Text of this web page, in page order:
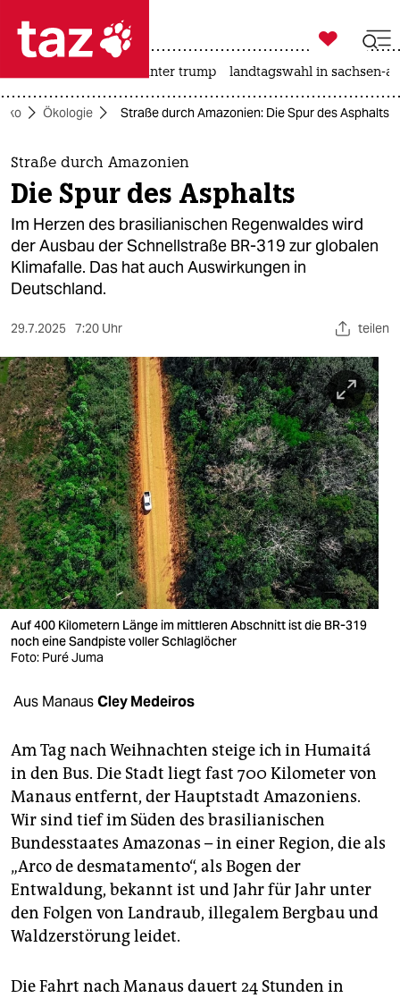
 taz zahl ich
taz zahl ich
themen
politik
öko
gesellschaft
kultur
sport
berlin
nord
wahrheit
verlag
verlag
veranstaltungen
shop
fragen & hilfe
unterstützen
genossenschaft
epaper login

taz zahl ich
usa unter trump landtagswahl in sachsen-
Ökologie Straße durch Amazonien: Die Spur des Asphalts
Straße durch Amazonien
Die Spur des Asphalts
Im Herzen des brasilianischen Regenwaldes wird
der Ausbau der Schnellstraße BR-319 zur globalen
Klimafalle. Das hat auch Auswirkungen in
Deutschland.
29.7.2025 7:20 Uhr teilen
Auf 400 Kilometern Länge im mittleren Abschnitt ist die BR-319
noch eine Sandpiste voller Schlaglöcher
Foto: Puré Juma
Aus ManausCley Medeiros
Am Tag nach Weihnachten steige ich in Humaitá
in den Bus. Die Stadt liegt fast 700 Kilometer von
Manaus entfernt, der Hauptstadt Amazoniens.
Wir sind tief im Süden des brasilianischen
Bundesstaates Amazonas – in einer Region, die als
„Arco de desmatamento“, als Bogen der
Entwaldung, bekannt ist und Jahr für Jahr unter
den Folgen von Landraub, illegalem Bergbau und
Waldzerstörung leidet.
Die Fahrt nach Manaus dauert 24 Stunden in